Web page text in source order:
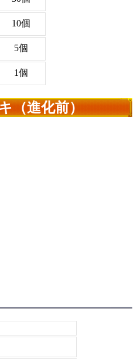
10個
5個
1個
（進化前）